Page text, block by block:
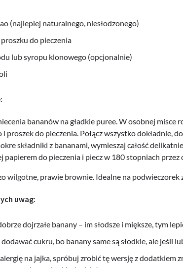
(najlepiej naturalnego, niesłodzonego)
proszku do pieczenia
lub syropu klonowego (opcjonalnie)
bananów na gładkie puree. W osobnej misce
i proszek do pieczenia. Połącz wszystko dokładnie,
składniki z bananami, wymieszaj całość
papierem do pieczenia i piecz w 180 stopniach
wilgotne, prawie brownie. Idealne na podwieczorek
uwag:
dojrzałe banany – im słodsze i miększe, tym
cukru, bo banany same są słodkie, ale jeśli
alergię na jajka, spróbuj zrobić tę wersję z